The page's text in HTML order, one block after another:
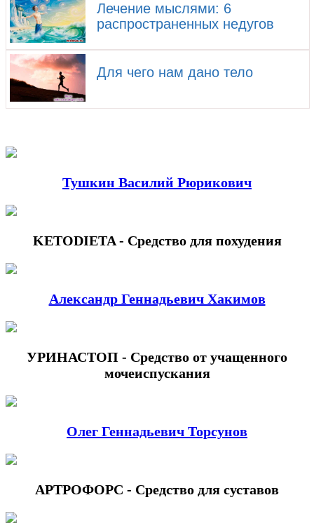
Лечение мыслями: 6
распространенных недугов
Для чего нам дано тело
Тушкин Василий Рюрикович
KETODIETA - Средство для похудения
Александр Геннадьевич Хакимов
УРИНАСТОП - Средство от учащенного
мочеиспускания
Олег Геннадьевич Торсунов
АРТРОФОРС - Средство для суставов